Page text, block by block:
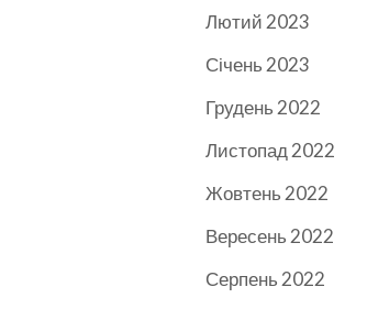
Лютий 2023
Січень 2023
Грудень 2022
Листопад 2022
Жовтень 2022
Вересень 2022
Серпень 2022